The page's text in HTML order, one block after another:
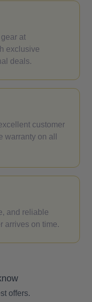
at
exclusive
deals.
customer
warranty on all
and reliable
arrives on time.
offers.